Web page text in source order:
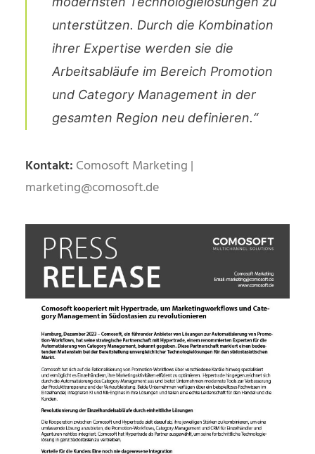
unterstützen. Durch die Kombination
ihrer Expertise werden sie die
Arbeitsabläufe im Bereich Promotion
und Category Management in der
gesamten Region neu definieren.“
Kontakt: Comosoft Marketing |
marketing@comosoft.de